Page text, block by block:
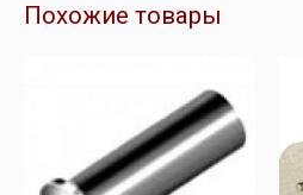
Похожие товары